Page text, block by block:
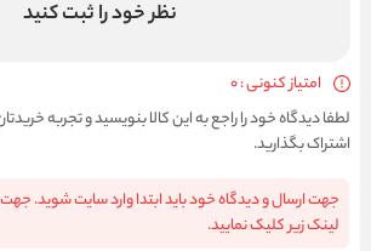
نظر خود را ثبت کنید
امتیاز کنونی : 0
لطفا دیدگاه خود را راجع به این کالا بنویسید و تجربه خریدتان
اشتراک بگذارید.
جهت ارسال و دیدگاه خود باید ابتدا وارد سایت شوید.
لینک زیر کلیک نمایید.